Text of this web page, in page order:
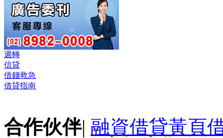
週轉
信貸
借錢救急
借貸指南
合作伙伴| 融資借貸黃頁